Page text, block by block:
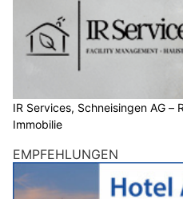
IR Services, Schneisingen AG –
Immobilie
EMPFEHLUNGEN